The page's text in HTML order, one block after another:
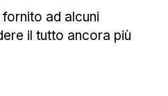
fornito ad alcuni
il tutto ancora più